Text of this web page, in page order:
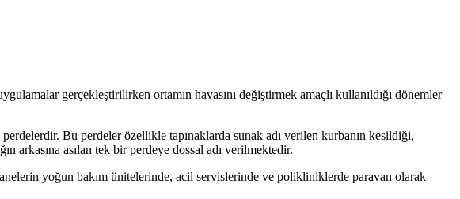
gerçekleştirilirken ortamın havasını değiştirmek amaçlı kullanıldığı dönemler
Bu perdeler özellikle tapınaklarda sunak adı verilen kurbanın kesildiği,
arkasına asılan tek bir perdeye dossal adı verilmektedir.
yoğun bakım ünitelerinde, acil servislerinde ve polikliniklerde paravan olarak